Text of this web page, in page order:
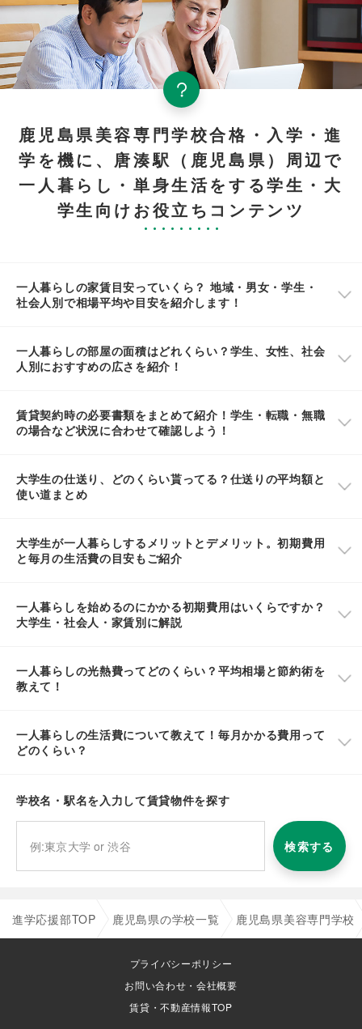
鹿児島県美容専門学校合格・入学・進
学を機に、唐湊駅（鹿児島県）周辺で
一人暮らし・単身生活をする学生・大
学生向けお役立ちコンテンツ
一人暮らしの家賃目安っていくら？ 地域・男女・学生・
社会人別で相場平均や目安を紹介します！
一人暮らしの部屋の面積はどれくらい？学生、女性、社会
人別におすすめの広さを紹介！
賃貸契約時の必要書類をまとめて紹介！学生・転職・無職
の場合など状況に合わせて確認しよう！
大学生の仕送り、どのくらい貰ってる？仕送りの平均額と
使い道まとめ
大学生が一人暮らしするメリットとデメリット。初期費用
と毎月の生活費の目安もご紹介
一人暮らしを始めるのにかかる初期費用はいくらですか？
大学生・社会人・家賃別に解説
一人暮らしの光熱費ってどのくらい？平均相場と節約術を
教えて！
一人暮らしの生活費について教えて！毎月かかる費用って
どのくらい？
学校名・駅名を入力して賃貸物件を探す
検索する
進学応援部TOP 鹿児島県の学校一覧 鹿児島県美容専門学校
プライバシーポリシー
お問い合わせ・会社概要
賃貸・不動産情報TOP